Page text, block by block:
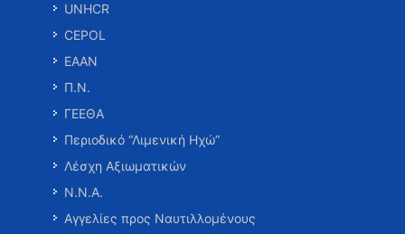
UNHCR
CEPOL
ΕΑΑΝ
Π.Ν.
ΓΕΕΘΑ
Περιοδικό “Λιμενική Ηχώ”
Λέσχη Αξιωματικών
Ν.Ν.Α.
Αγγελίες προς Ναυτιλλομένους